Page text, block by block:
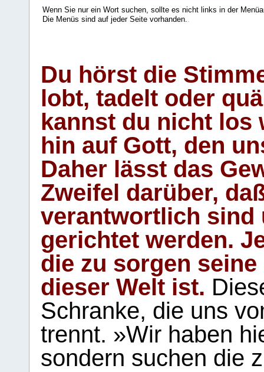
Wenn Sie nur ein Wort suchen, sollte es nicht links in der
Die Menüs sind auf jeder Seite vorhanden..
Du hörst die
lobt, tadelt oder
kannst du nicht los
hin auf Gott, den
Daher lässt das
Zweifel darüber,
verantwortlich sind
gerichtet werden.
die zu sorgen
dieser Welt ist.
Schranke, die uns
trennt. »Wir haben
sondern suchen die